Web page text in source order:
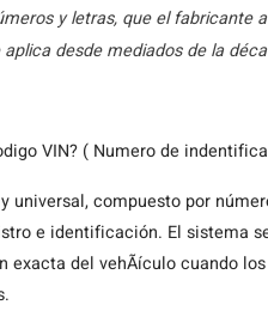
y letras, que el fabricante
desde mediados de la
VIN? ( Numero de
universal, compuesto por
e identificación. El sistema
exacta del vehÃículo cuando